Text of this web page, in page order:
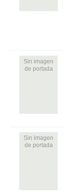
Sin imagen
de portada
Sin imagen
de portada